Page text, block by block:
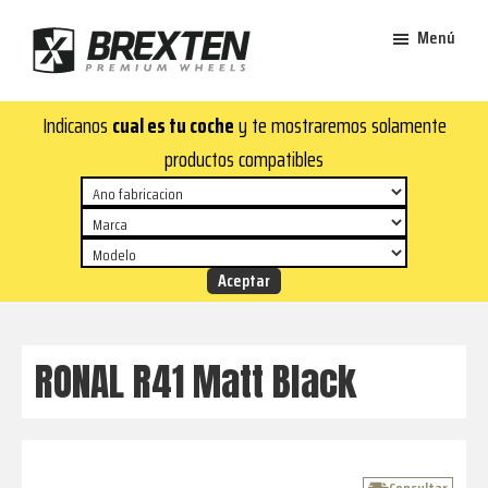
contenido
principal
de
página
Brexten
aluminio
premium
¡En
Brexten.com
encontrarás
aluminio
top!
y
estilo
Menú
Indicanos cual es tu cochey te mostraremos solamente
productos compatibles
RONAL R41 Matt Black